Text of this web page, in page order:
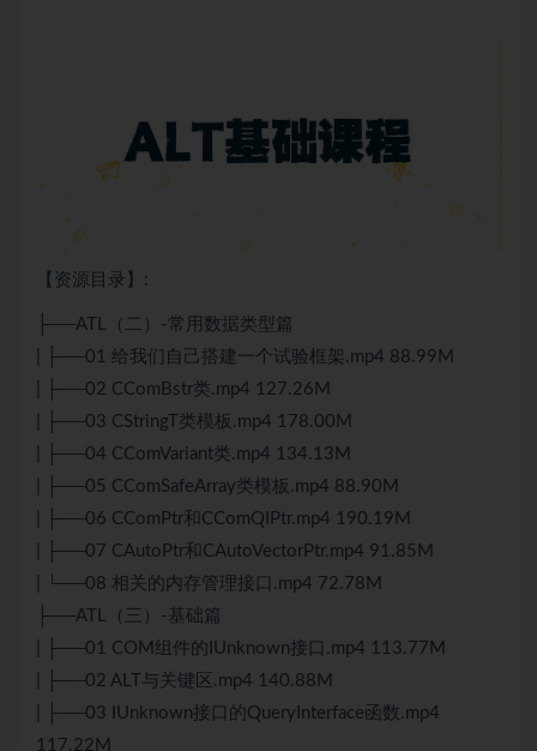
【资源目录】:
├──ATL（二）-常用数据类型篇
| ├──01 给我们自己搭建一个试验框架.mp4 88.99M
| ├──02 CComBstr类.mp4 127.26M
| ├──03 CStringT类模板.mp4 178.00M
| ├──04 CComVariant类.mp4 134.13M
| ├──05 CComSafeArray类模板.mp4 88.90M
| ├──06 CComPtr和CComQIPtr.mp4 190.19M
| ├──07 CAutoPtr和CAutoVectorPtr.mp4 91.85M
| └──08 相关的内存管理接口.mp4 72.78M
├──ATL（三）-基础篇
| ├──01 COM组件的IUnknown接口.mp4 113.77M
| ├──02 ALT与关键区.mp4 140.88M
| ├──03 IUnknown接口的QueryInterface函数.mp4
117.22M